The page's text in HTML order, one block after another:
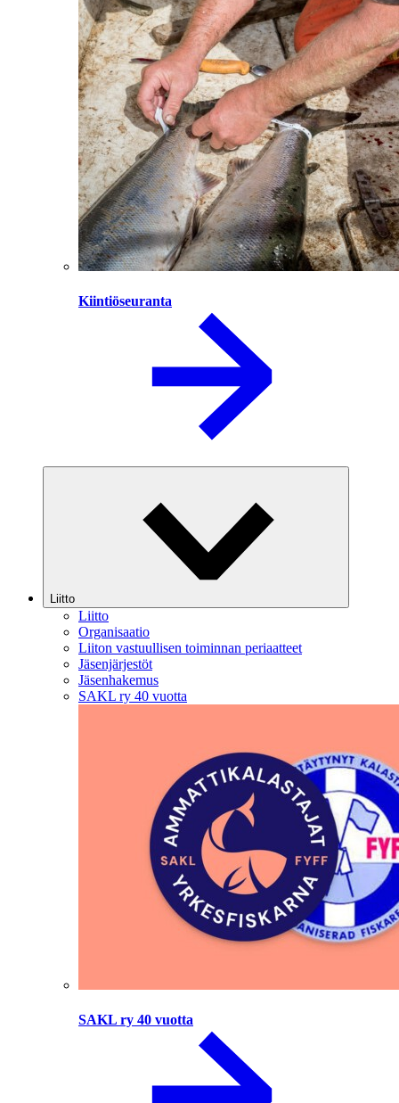
Kiintiöseuranta
Liitto
Liitto
Organisaatio
Liiton vastuullisen toiminnan periaatteet
Jäsenjärjestöt
Jäsenhakemus
SAKL ry 40 vuotta
SAKL ry 40 vuotta